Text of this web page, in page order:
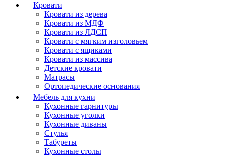
Кровати
Кровати из дерева
Кровати из МДФ
Кровати из ЛДСП
Кровати с мягким изголовьем
Кровати с ящиками
Кровати из массива
Детские кровати
Матрасы
Ортопедические основания
Мебель для кухни
Кухонные гарнитуры
Кухонные уголки
Кухонные диваны
Стулья
Табуреты
Кухонные столы